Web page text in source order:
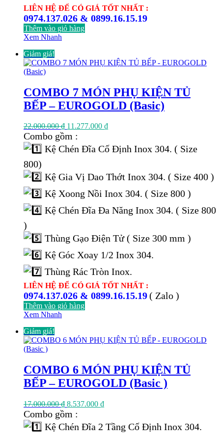
LIÊN HỆ ĐỂ CÓ GIÁ TỐT NHẤT :
0974.137.026 & 0899.16.15.19
Thêm vào giỏ hàng
Xem Nhanh
Giảm giá!
COMBO 7 MÓN PHỤ KIỆN TỦ
BẾP – EUROGOLD (Basic)
22.000.000₫ Giá
gốc
là:
22.000.000 ₫.
11.277.000 ₫Giá
tại
là:
Combo gồm :
Kệ Chén Đĩa Cố Định Inox 304. ( Size
800)
Kệ Gia Vị Dao Thớt Inox 304. ( Size 400 )
Kệ Xoong Nồi Inox 304. ( Size 800 )
Kệ Chén Đĩa Đa Năng Inox 304. ( Size 800
)
Thùng Gạo Điện Tử ( Size 300 mm )
Kệ Góc Xoay 1/2 Inox 304.
Thùng Rác Tròn Inox.
LIÊN HỆ ĐỂ CÓ GIÁ TỐT NHẤT :
0974.137.026 & 0899.16.15.19( Zalo )
Thêm vào giỏ hàng
Xem Nhanh
Giảm giá!
COMBO 6 MÓN PHỤ KIỆN TỦ
BẾP – EUROGOLD (Basic )
17.000.000₫ Giá
gốc
17.000.000 ₫.
8.537.000 ₫Giá
là:
Combo gồm :
Kệ Chén Đĩa 2 Tầng Cố Định Inox 304.